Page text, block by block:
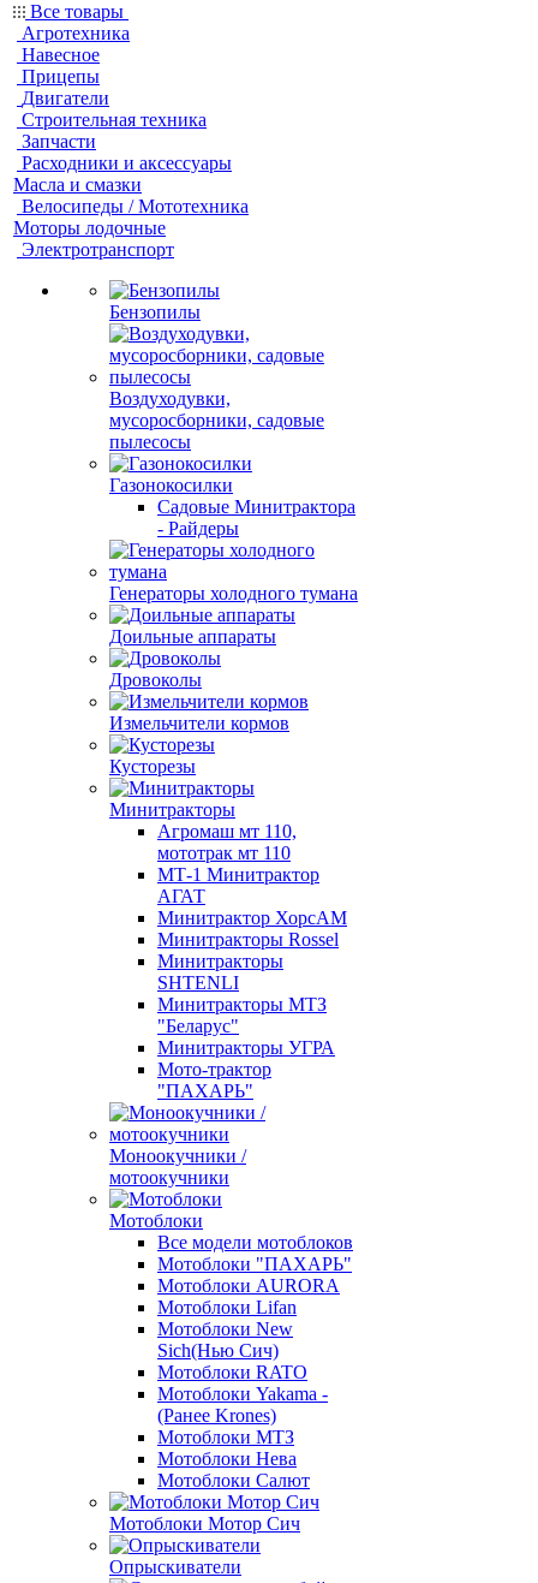
Все товары
Агротехника
Навесное
Прицепы
Двигатели
Строительная техника
Запчасти
Расходники и аксессуары
Масла и смазки
Велосипеды / Мототехника
Моторы лодочные
Электротранспорт
Бензопилы
Воздуходувки,
мусоросборники, cадовые
пылесосы
Газонокосилки
Садовые Минитрактора
- Райдеры
Генераторы холодного тумана
Доильные аппараты
Дровоколы
Измельчители кормов
Кусторезы
Минитракторы
Агромаш мт 110,
мототрак мт 110
МТ-1 Минитрактор
АГАТ
Минитрактор ХорсАМ
Минитракторы Rossel
Минитракторы
SHTENLI
Минитракторы МТЗ
"Беларус"
Минитракторы УГРА
Мото-трактор
"ПАХАРЬ"
Моноокучники /
мотоокучники
Мотоблоки
Все модели мотоблоков
Мотоблоки "ПАХАРЬ"
Мотоблоки AURORA
Мотоблоки Lifan
Мотоблоки New
Sich(Нью Сич)
Мотоблоки RATO
Мотоблоки Yakama -
(Ранее Krones)
Мотоблоки МТЗ
Мотоблоки Нева
Мотоблоки Салют
Мотоблоки Мотор Сич
Опрыскиватели